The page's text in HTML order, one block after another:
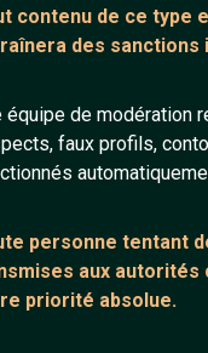
contenu de ce type
des sanctions
équipe de modération
faux profils,
personne tentant
aux autorités
priorité absolue.